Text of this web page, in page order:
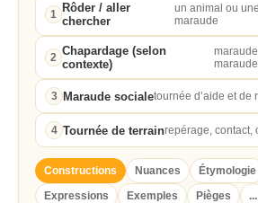
1 Rôder / aller
chercher
un animal ou
maraude
2 Chapardage (selon
contexte)
3 Maraude socialetournée d’aide et de
4 Tournée de terrainrepérage, contact,
Constructions Nuances Étymologie
Expressions
Exemples Pièges ...